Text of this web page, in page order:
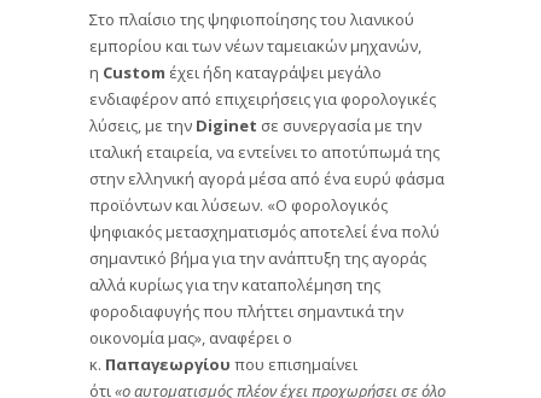
Στο πλαίσιο της ψηφιοποίησης του λιανικού
εμπορίου και των νέων ταμειακών μηχανών,
η Custom έχει ήδη καταγράψει μεγάλο
ενδιαφέρον από επιχειρήσεις για φορολογικές
λύσεις, με την Diginet σε συνεργασία με την
ιταλική εταιρεία, να εντείνει το αποτύπωμά της
στην ελληνική αγορά μέσα από ένα ευρύ φάσμα
προϊόντων και λύσεων. «Ο φορολογικός
ψηφιακός μετασχηματισμός αποτελεί ένα πολύ
σημαντικό βήμα για την ανάπτυξη της αγοράς
αλλά κυρίως για την καταπολέμηση της
φοροδιαφυγής που πλήττει σημαντικά την
οικονομία μας», αναφέρει ο
κ. Παπαγεωργίου που επισημαίνει
ότι«ο αυτοματισμός πλέον έχει προχωρήσει σε όλο